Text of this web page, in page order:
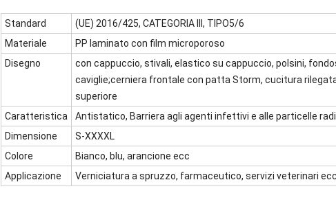
Standard
(UE) 2016/425, CATEGORIA III, TIPO5/6
Materiale
PP laminato con film microporoso
Disegno
con cappuccio, stivali, elastico su cappuccio, polsini,
caviglie;cerniera frontale con patta Storm, cucitura
superiore
Caratteristica
Antistatico, Barriera agli agenti infettivi e alle particelle
Dimensione
S-XXXXL
Colore
Bianco, blu, arancione ecc
Applicazione
Verniciatura a spruzzo, farmaceutico, servizi veterinari ecc